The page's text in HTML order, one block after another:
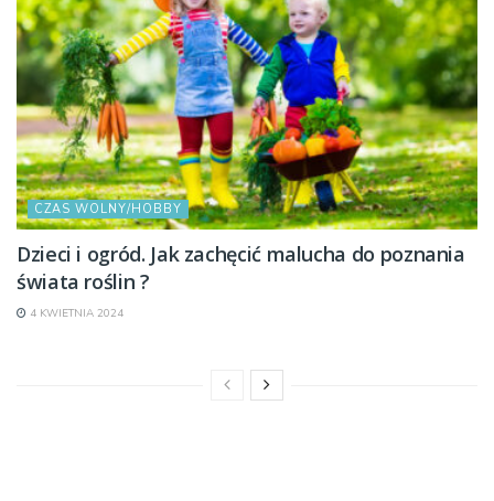
CZAS WOLNY/HOBBY
Dzieci i ogród. Jak zachęcić malucha do poznania
świata roślin ?
4 KWIETNIA 2024